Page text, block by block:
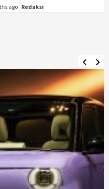
ago Redaksi